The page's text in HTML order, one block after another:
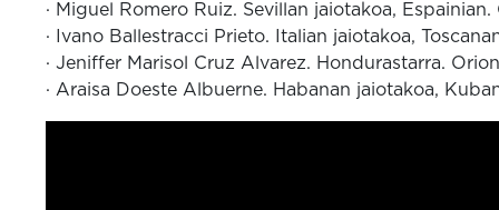
· Miguel Romero Ruiz. Sevillan jaiotakoa,
· Ivano Ballestracci Prieto. Italian jaiotakoa,
· Jeniffer Marisol Cruz Alvarez. Hondurastarra.
· Araisa Doeste Albuerne. Habanan jaiotakoa,